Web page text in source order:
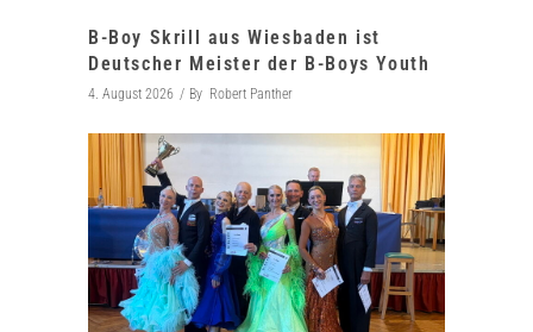
B-Boy Skrill aus Wiesbaden ist
Deutscher Meister der B-Boys Youth
4. August 2026 By Robert Panther